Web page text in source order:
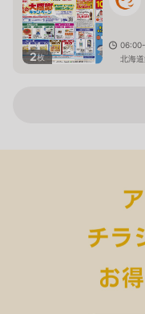
2枚
北海